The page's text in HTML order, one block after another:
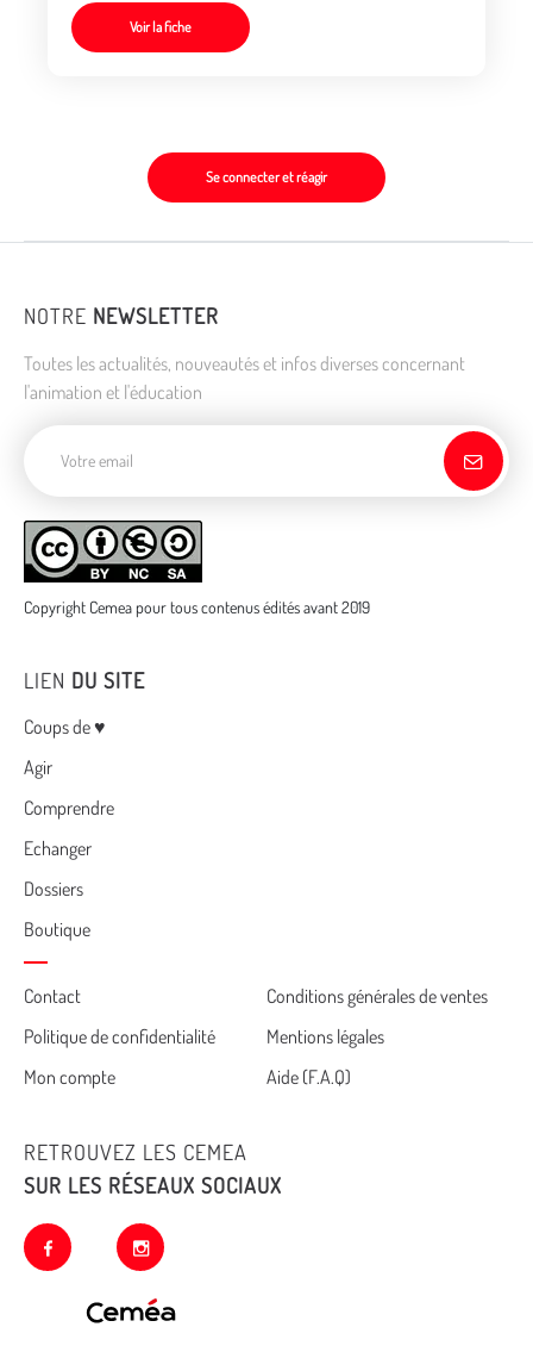
Voir la fiche
Se connecter et réagir
NOTRE NEWSLETTER
Toutes les actualités, nouveautés et infos diverses concernant
l'animation et l'éducation
Copyright Cemea pour tous contenus édités avant 2019
LIEN DU SITE
Menu
Coups de ♥
Agir
Comprendre
Echanger
Dossiers
Boutique
Cemea
footer
Contact
Conditions générales de ventes
Politique de confidentialité
Mentions légales
Mon compte
Aide (F.A.Q)
RETROUVEZ LES CEMEA
SUR LES RÉSEAUX SOCIAUX
facebook instagram